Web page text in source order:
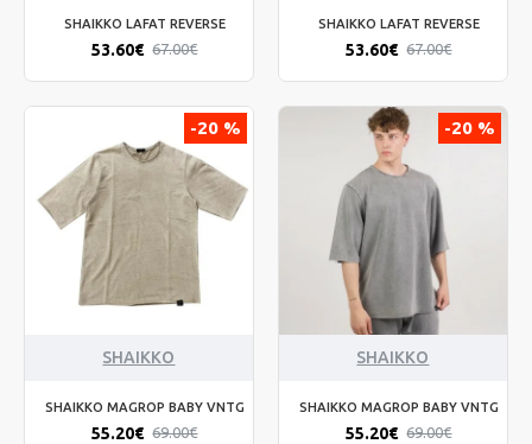
SHAIKKO LAFAT REVERSE
53.60€ 67.00€
SHAIKKO LAFAT REVERSE
53.60€ 67.00€
-20 %
SHAIKKO
SHAIKKO MAGROP BABY VNTG
55.20€ 69.00€
-20 %
SHAIKKO
SHAIKKO MAGROP BABY VNTG
55.20€ 69.00€